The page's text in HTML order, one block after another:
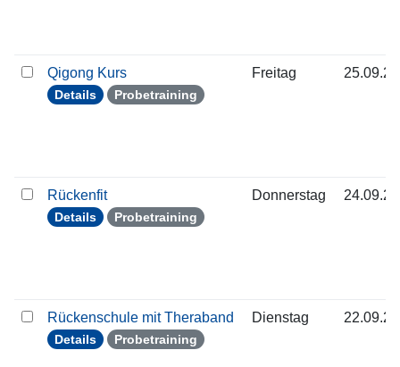
Qigong Kurs
Details Probetraining
Freitag
Rückenfit
Details Probetraining
Donnerstag
Rückenschule mit Theraband
Details Probetraining
Dienstag